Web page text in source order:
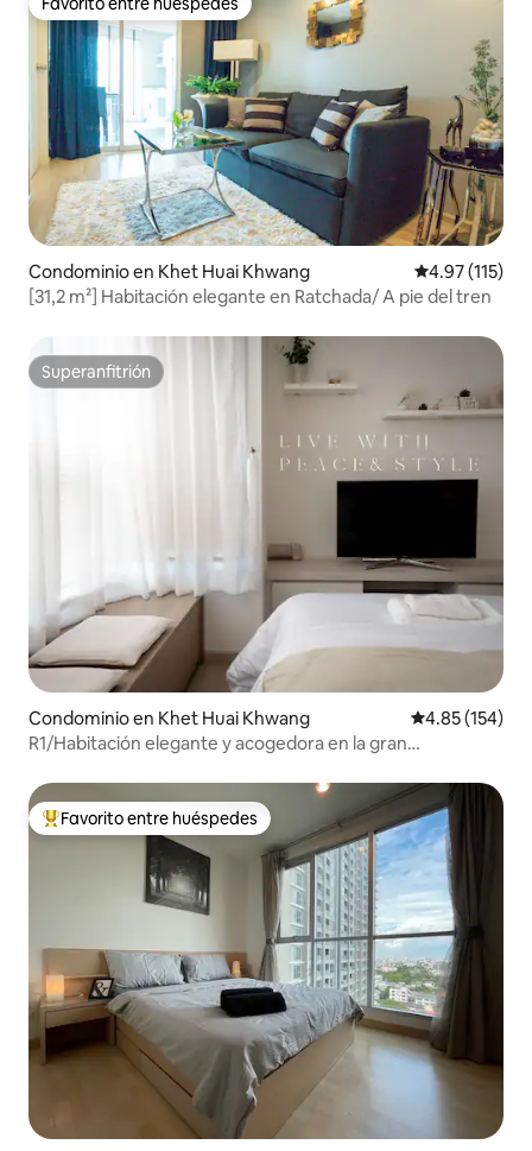
Favorito entre huéspedes
Condominio en Khet Huai Khwang Calificación
4.97 (115)
[31,2 m²] Habitación elegante en Ratchada/ A pie del tren
Superanfitrión
Superanfitrión
Condominio en Khet Huai Khwang Calificación
4.85 (154)
R1/Habitación elegante y acogedora en la gran
De los mejores en Favorito entre huéspedes
Favorito entre huéspedes